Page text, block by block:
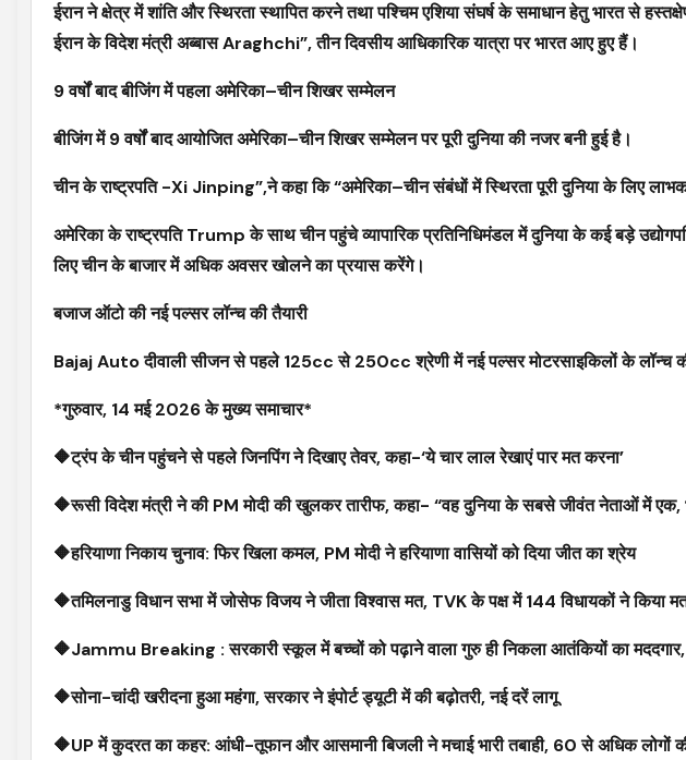
ईरान ने क्षेत्र में शांति और स्थिरता स्थापित करने तथा पश्चिम एशिया संघर्ष के समाधान हेतु भारत से
ईरान के विदेश मंत्री अब्बास Araghchi”, तीन दिवसीय आधिकारिक यात्रा पर भारत आए हुए हैं।
9 वर्षों बाद बीजिंग में पहला अमेरिका–चीन शिखर सम्मेलन
बीजिंग में 9 वर्षों बाद आयोजित अमेरिका–चीन शिखर सम्मेलन पर पूरी दुनिया की नजर बनी हुई है।
चीन के राष्ट्रपति -Xi Jinping”,ने कहा कि “अमेरिका–चीन संबंधों में स्थिरता पूरी दुनिया के लिए
अमेरिका के राष्ट्रपति Trump के साथ चीन पहुंचे व्यापारिक प्रतिनिधिमंडल में दुनिया के कई बड़े
लिए चीन के बाजार में अधिक अवसर खोलने का प्रयास करेंगे।
बजाज ऑटो की नई पल्सर लॉन्च की तैयारी
Bajaj Auto दीवाली सीजन से पहले 125cc से 250cc श्रेणी में नई पल्सर मोटरसाइकिलों के लॉन्च
*गुरुवार, 14 मई 2026 के मुख्य समाचार*
🔶ट्रंप के चीन पहुंचने से पहले जिनपिंग ने दिखाए तेवर, कहा-‘ये चार लाल रेखाएं पार मत करना’
🔶रूसी विदेश मंत्री ने की PM मोदी की खुलकर तारीफ, कहा- “वह दुनिया के सबसे जीवंत नेताओं में एक,
🔶हरियाणा निकाय चुनाव: फिर खिला कमल, PM मोदी ने हरियाणा वासियों को दिया जीत का श्रेय
🔶तमिलनाडु विधान सभा में जोसेफ विजय ने जीता विश्वास मत, TVK के पक्ष में 144 विधायकों ने किया
🔶Jammu Breaking : सरकारी स्कूल में बच्चों को पढ़ाने वाला गुरु ही निकला आतंकियों का
🔶सोना-चांदी खरीदना हुआ महंगा, सरकार ने इंपोर्ट ड्यूटी में की बढ़ोतरी, नई दरें लागू
🔶UP में कुदरत का कहर: आंधी-तूफान और आसमानी बिजली ने मचाई भारी तबाही, 60 से अधिक लोगों